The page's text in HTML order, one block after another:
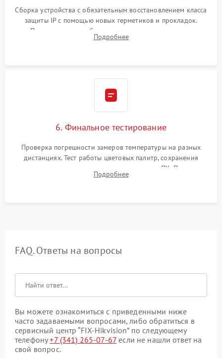
Сборка устройства с обязательным восстановлением класса
защиты IP с помощью новых герметиков и прокладок.
Программная калибровка матрицы по эталонному
абсолютно черному телу для точного измерения температур.
Подробнее
6. Финальное тестирование
Проверка погрешности замеров температуры на разных
дистанциях. Тест работы цветовых палитр, сохранения
термограмм в память и передачи данных на ПК. Проверка
автономности работы и итоговый контроль качества.
Подробнее
FAQ. Ответы на вопросы
Вы можете ознакомиться с приведенными ниже
часто задаваемыми вопросами, либо обратиться в
сервисный центр “FIX-Hikvision” по следующему
телефону+7 (341) 265-07-67 если не нашли ответ на
свой вопрос.